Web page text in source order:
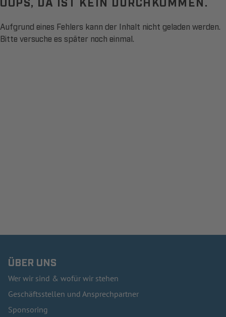
Aufgrund eines Fehlers kann der Inhalt nicht geladen werden.
Bitte versuche es später noch einmal.
ÜBER UNS
Wer wir sind & wofür wir stehen
Geschäftsstellen und Ansprechpartner
Sponsoring